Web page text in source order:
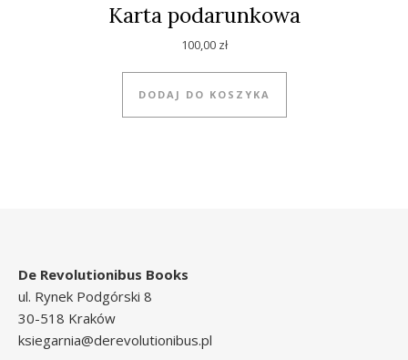
Karta podarunkowa
100,00 zł
DODAJ DO KOSZYKA
De Revolutionibus Books
ul. Rynek Podgórski 8
30-518 Kraków
ksiegarnia@derevolutionibus.pl